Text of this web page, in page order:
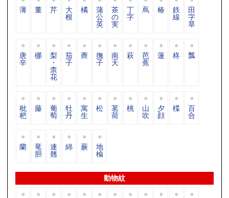
薄 董 芹 大
根
橘 蒲
公
英
茶
の
実
丁
字
蔦 椿 鉄
線
田
字
草
唐
辛
梛 梨
・
柰
花
茄
子
薺 撫
子
南
天
萩 芭
蕉
蓮 柊 瓢
枇
杷
藤 葡
萄
牡
丹
寓
生
松 茗
荷
桃 山
吹
夕
顔
楪 百
合
蘭 竜
胆
連
翹
綿 蕨 地
楡
動物紋